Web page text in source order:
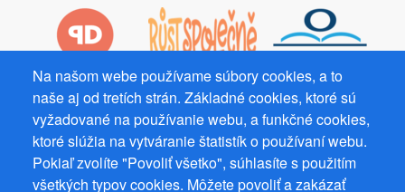
Na našom webe používame súbory cookies, a to
naše aj od tretích strán. Základné cookies, ktoré sú
vyžadované na používanie webu, a funkčné cookies,
ktoré slúžia na vytváranie štatistík o používaní webu.
Pokiaľ zvolíte "Povoliť všetko", súhlasíte s použitím
všetkých typov cookies. Môžete povoliť a zakázať
Prevádzkovateľ: Mgr. Bc. Žaneta Radimecká, MBA, Ostrov 256, 561
22 Ostrov, IČ 08993033, DIČ CZ9161263958
© 2026PuzzleWebss.r.o.